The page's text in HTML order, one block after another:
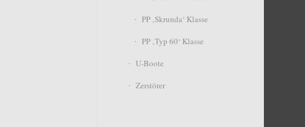
PP ‚Skrunda‘ Klasse
PP ‚Typ 60‘ Klasse
U-Boote
Zerstörer